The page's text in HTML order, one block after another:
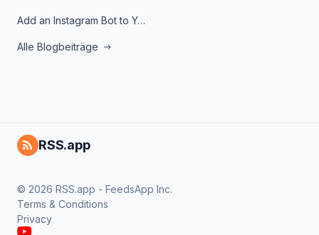
Add an Instagram Bot to Your Telegram Channel, Group, or Topic
Alle Blogbeiträge
RSS.app
© 2026 RSS.app - FeedsApp Inc.
Terms & Conditions
Privacy